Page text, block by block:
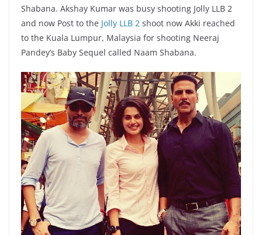
Shabana. Akshay Kumar was busy shooting Jolly LLB 2
and now Post to the Jolly LLB 2 shoot now Akki reached
to the Kuala Lumpur, Malaysia for shooting Neeraj
Pandey’s Baby Sequel called Naam Shabana.